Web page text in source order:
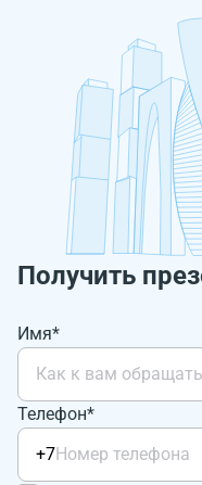
Получить
Имя*
Телефон*
+7